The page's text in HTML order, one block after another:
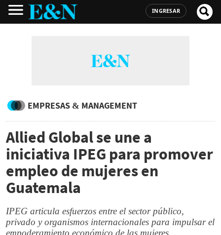
INGRESAR
EMPRESAS & MANAGEMENT
Allied Global se une a
iniciativa IPEG para promover
empleo de mujeres en
Guatemala
IPEG articula esfuerzos entre el sector público,
privado y organismos internacionales para impulsar el
empoderamiento económico de las mujeres,